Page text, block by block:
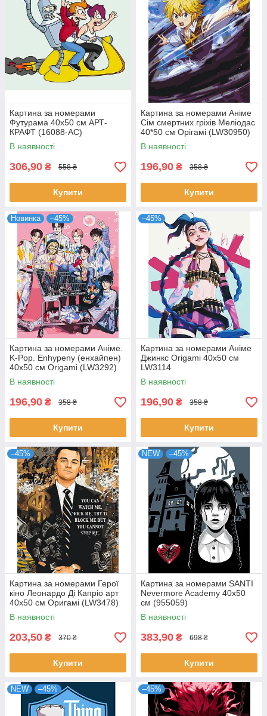
Картина за номерами
Футурама 40х50 см АРТ-
КРАФТ (16088-AC)
В наявності
306,90 ₴ 558 ₴
Купити
Картина за номерами Аніме
Сім смертних гріхів Меліодас
40*50 см Орігамі (LW30950)
В наявності
196,90 ₴ 358 ₴
Купити
Новинка –45%
Картина за номерами Аніме.
K-Pop. Enhypenу (енхайпен)
40x50 см Origami (LW3292)
В наявності
196,90 ₴ 358 ₴
Купити
–45%
Картина за номерами Аніме
Джинкс Origami 40x50 см
LW3114
В наявності
196,90 ₴ 358 ₴
Купити
–45%
Картина за номерами Герої
кіно Леонардо Ді Капріо арт
40x50 см Оригамі (LW3478)
В наявності
203,50 ₴ 370 ₴
Купити
NEW –45%
Картина за номерами SANTI
Nevermore Academy 40х50
см (955059)
В наявності
383,90 ₴ 698 ₴
Купити
NEW –45% –45%